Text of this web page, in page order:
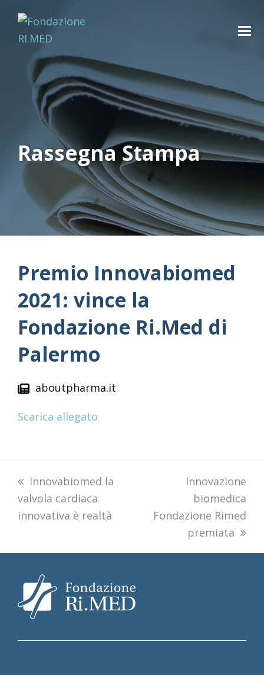
Rassegna Stampa
Premio Innovabiomed
2021: vince la
Fondazione Ri.Med di
Palermo
aboutpharma.it
Scarica allegato
previous
post:
Innovabiomed la
valvola cardiaca
innovativa è realtà
next
post:
Innovazione
biomedica
Fondazione Rimed
premiata